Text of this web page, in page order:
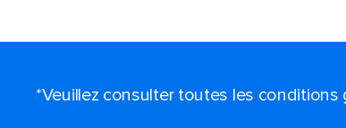
*Veuillez consulter toutes les